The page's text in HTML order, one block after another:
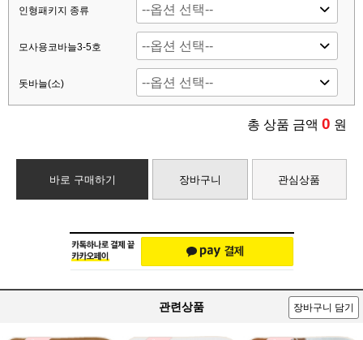
인형패키지 종류
모사용코바늘3-5호
돗바늘(소)
총 상품 금액 0 원
바로 구매하기 장바구니 관심상품
관련상품 장바구니 담기